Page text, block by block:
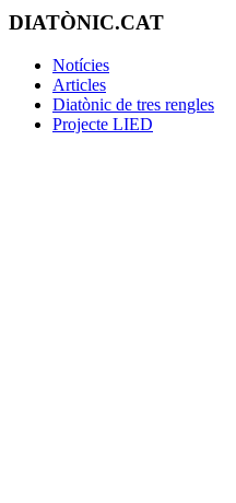
DIATÒNIC.CAT
Notícies
Articles
Diatònic de tres rengles
Projecte LIED